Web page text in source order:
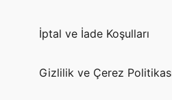
İptal ve İade Koşulları
Gizlilik ve Çerez